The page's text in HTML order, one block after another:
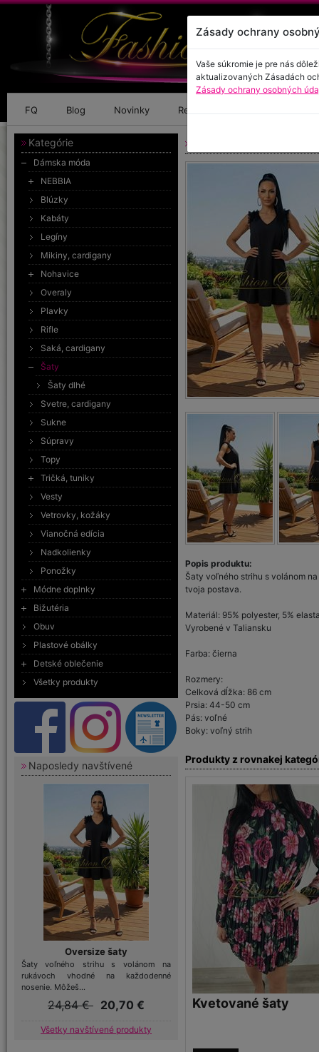
FQ Blog Novinky Referencie
Kategórie
Dámska móda
NEBBIA
Blúzky
Kabáty
Legíny
Mikiny, cardigany
Nohavice
Overaly
Plavky
Rifle
Saká, cardigany
Šaty
Šaty dlhé
Svetre, cardigany
Sukne
Súpravy
Topy
Tričká, tuniky
Vesty
Vetrovky, kožáky
Vianočná edícia
Nadkolienky
Ponožky
Módne doplnky
Bižutéria
Obuv
Plastové obálky
Detské oblečenie
Všetky produkty
Naposledy navštívené
Oversize šaty
Šaty voľného strihu s volánom na
rukávoch vhodné na každodenné
nosenie. Môžeš...
24,84 € 20,70 €
Všetky navštívené produkty
Popis produktu:
Šaty voľného strihu s volánom
tvoja postava.
Materiál: 95% polyester, 5%
Vyrobené v Taliansku
Farba: čierna
Rozmery:
Celková dĺžka: 86 cm
Prsia: 44-50 cm
Pás: voľné
Boky: voľný strih
Produkty z rovnakej
Kvetované šaty
Zásady ochrany
Vaše súkromie je pre nás
aktualizovaných Zásadách
Zásady ochrany osobných